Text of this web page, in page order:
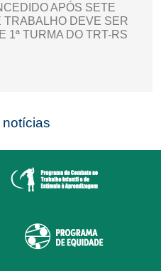
APÓS SETE
TRABALHO DEVE SER
1ª TURMA DO TRT-RS
notícias